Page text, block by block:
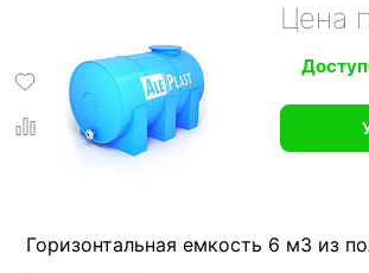
Горизонтальная емкость 6 м3 из
Цена